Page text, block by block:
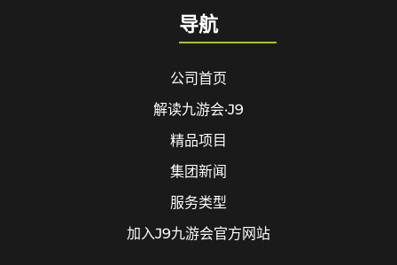
导航
公司首页
解读九游会·J9
精品项目
集团新闻
服务类型
加入J9九游会官方网站